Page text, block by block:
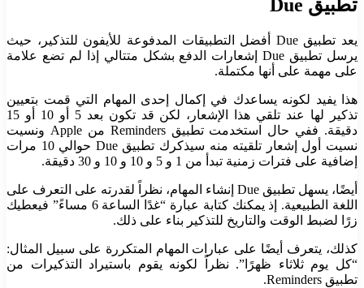
تطبيق Due
يعد تطبيق Due أفضل التطبيقات المدفوعة للأيفون للتذكير، حيث
يرسل تطبيق Due إشعارات الدفع بشكل متتالي إذا لم تضع علامة
على مهمة على أنها مكتملة.
هذا يفيد لكونه يساعدك في إكمال إحدى المهام التي قمت بتعيين
تذكير لها عند تلقي هذا الإشعار، لكن قد تكون بعد 5 أو 10 أو 15
دقيقة.
ففي حال استخدمت تطبيق Reminders من Apple ونسيت
نسيت أول إشعار تلقيته منه سيذكرك تطبيق Due حوالي 10 مرات
إضافية على فترات زمنية تبدأ من 1 و 5 و 10 و 10 و 30 دقيقة.
أيضًا، يسهل تطبيق Due إنشاء المهام، نظراً لقدرته على التعرف على
اللغة الطبيعية. إذ يمكنك كتابة عبارة “غدًا الساعة 6 مساءً” فيعطيك
زرًا لضبط الوقت والتاريخ للتذكير بناء على ذلك.
كذلك، يتعرف أيضًا على عبارات المهام المتكررة على سبيل المثال:
“كل يوم ثلاثاء ظهرًا”. نظراً لكونه يقوم باستيراد التذكيرات من
تطبيق Reminders.